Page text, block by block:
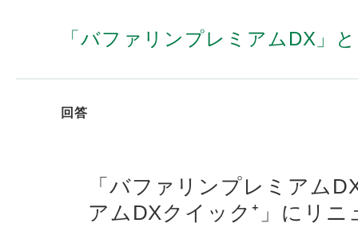
「バファリンプレミアムDX」
回答
「バファリンプレミアム
アムDXクイック⁺」にリ